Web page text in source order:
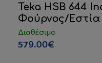
Teka HSB 644
Φούρνος/Εστία
Διαθέσιμο
579.00€